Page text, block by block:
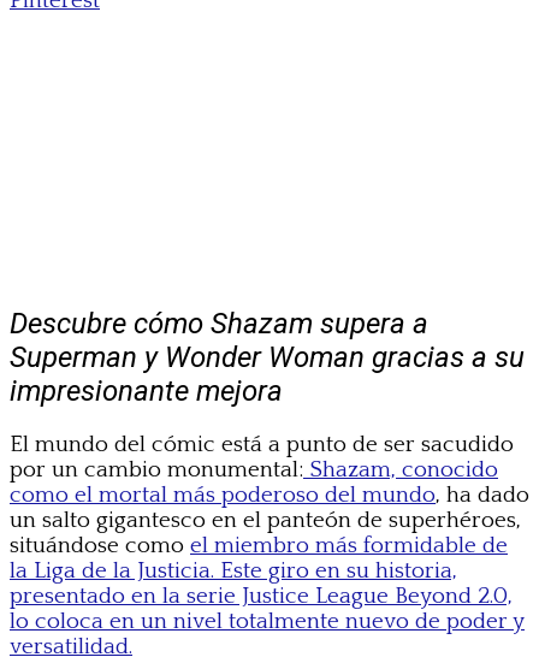
Descubre cómo Shazam supera a
Superman y Wonder Woman gracias a su
impresionante mejora
El mundo del cómic está a punto de ser sacudido
por un cambio monumental: Shazam, conocido
como el mortal más poderoso del mundo, ha dado
un salto gigantesco en el panteón de superhéroes,
situándose como el miembro más formidable de
la Liga de la Justicia. Este giro en su historia,
presentado en la serie Justice League Beyond 2.0,
lo coloca en un nivel totalmente nuevo de poder y
versatilidad.